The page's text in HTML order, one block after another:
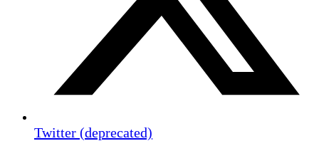
Twitter (deprecated)